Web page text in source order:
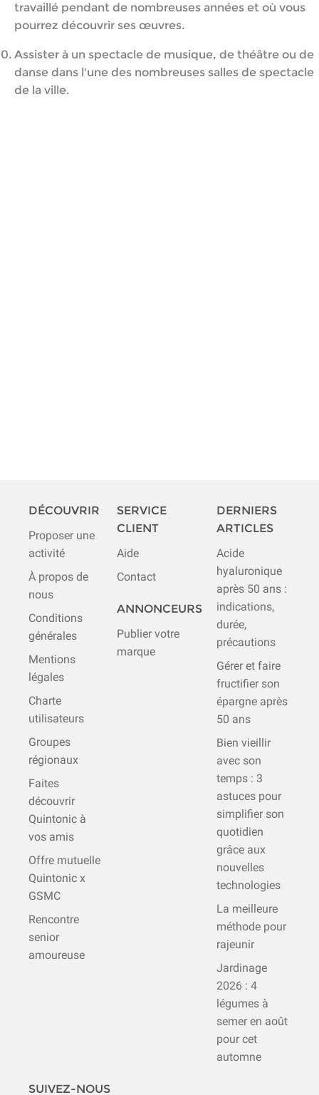
travaillé pendant de nombreuses années et où vous
pourrez découvrir ses œuvres.
Assister à un spectacle de musique, de théâtre ou de
danse dans l'une des nombreuses salles de spectacle
de la ville.
DÉCOUVRIR
Proposer une
activité
À propos de
nous
Conditions
générales
Mentions
légales
Charte
utilisateurs
Groupes
régionaux
Faites
découvrir
Quintonic à
vos amis
Offre mutuelle
Quintonic x
GSMC
Rencontre
senior
amoureuse
SERVICE
CLIENT
Aide
Contact
ANNONCEURS
Publier votre
marque
DERNIERS
ARTICLES
Acide
hyaluronique
après 50 ans :
indications,
durée,
précautions
Gérer et faire
fructifier son
épargne après
50 ans
Bien vieillir
avec son
temps : 3
astuces pour
simplifier son
quotidien
grâce aux
nouvelles
technologies
La meilleure
méthode pour
rajeunir
Jardinage
2026 : 4
légumes à
semer en août
pour cet
automne
SUIVEZ-NOUS